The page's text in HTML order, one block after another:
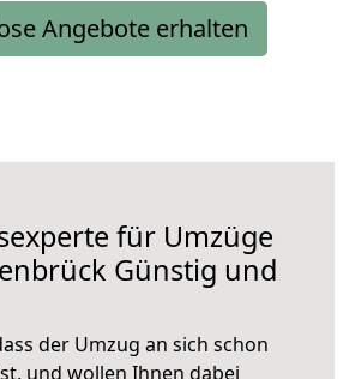
Angebote erhalten
für Umzüge
Günstig und
der Umzug an sich schon
und wollen Ihnen dabei